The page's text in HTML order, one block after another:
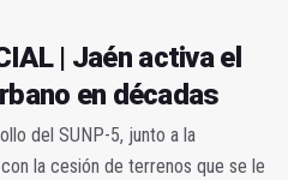
| Jaén activa el
en décadas
del SUNP-5, junto a la
la cesión de terrenos que se le